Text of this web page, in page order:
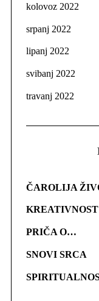
kolovoz 2022
srpanj 2022
lipanj 2022
svibanj 2022
travanj 2022
ČAROLIJA
KREATIVNOST
PRIČA O…
SNOVI SRCA